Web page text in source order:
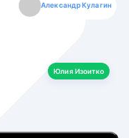
Александр Кулагин
Юлия Изоитко
Даниил Макаров
Екатерина Лазаренко
Борис Кашко
Юлия Изоитко